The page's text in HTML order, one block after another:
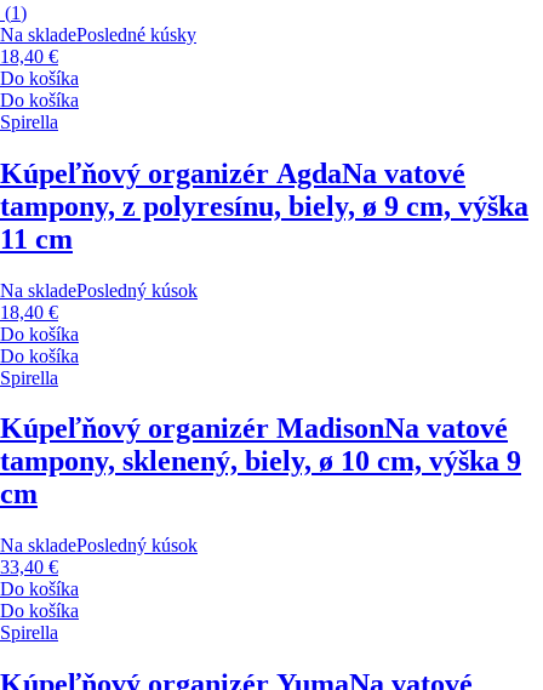
(1)
Na skladePosledné kúsky
18,40 €
Do košíka
Do košíka
Spirella
Kúpeľňový organizér AgdaNa vatové
tampony, z polyresínu, biely, ø 9 cm, výška
11 cm
Na skladePosledný kúsok
18,40 €
Do košíka
Do košíka
Spirella
Kúpeľňový organizér MadisonNa vatové
tampony, sklenený, biely, ø 10 cm, výška 9
cm
Na skladePosledný kúsok
33,40 €
Do košíka
Do košíka
Spirella